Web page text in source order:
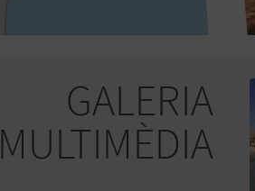
GALERIA
MULTIMÈDIA